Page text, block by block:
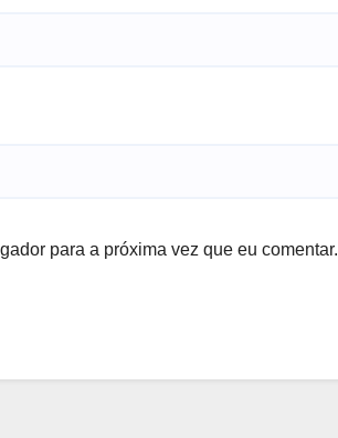
para a próxima vez que eu comentar.